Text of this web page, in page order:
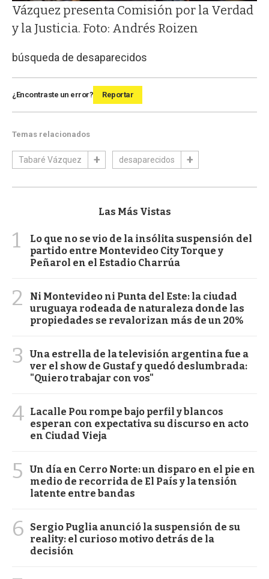
Vázquez presenta Comisión por la Verdad
y la Justicia. Foto: Andrés Roizen
búsqueda de desaparecidos
¿Encontraste un error? Reportar
Temas relacionados
Tabaré Vázquez desaparecidos
Las Más Vistas
1
Lo que no se vio de la insólita suspensión del
partido entre Montevideo City Torque y
Peñarol en el Estadio Charrúa
2
Ni Montevideo ni Punta del Este: la ciudad
uruguaya rodeada de naturaleza donde las
propiedades se revalorizan más de un 20%
3
Una estrella de la televisión argentina fue a
ver el show de Gustaf y quedó deslumbrada:
"Quiero trabajar con vos"
4 Lacalle Pou rompe bajo perfil y blancos
esperan con expectativa su discurso en acto
en Ciudad Vieja
5
Un día en Cerro Norte: un disparo en el pie en
medio de recorrida de El País y la tensión
latente entre bandas
6
Sergio Puglia anunció la suspensión de su
reality: el curioso motivo detrás de la
decisión